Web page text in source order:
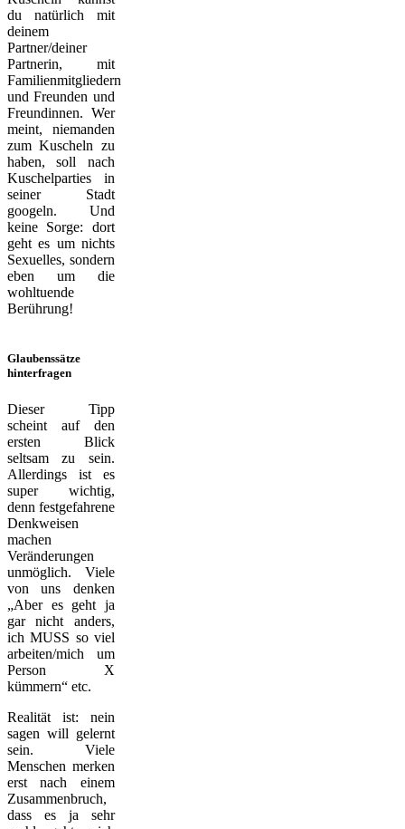
du natürlich mit
deinem
Partner/deiner
Partnerin, mit
Familienmitgliedern
und Freunden und
Freundinnen. Wer
meint, niemanden
zum Kuscheln zu
haben, soll nach
Kuschelparties in
seiner Stadt
googeln. Und
keine Sorge: dort
geht es um nichts
Sexuelles, sondern
eben um die
wohltuende
Berührung!
Glaubenssätze
hinterfragen
Dieser Tipp
scheint auf den
ersten Blick
seltsam zu sein.
Allerdings ist es
super wichtig,
denn festgefahrene
Denkweisen
machen
Veränderungen
unmöglich. Viele
von uns denken
„Aber es geht ja
gar nicht anders,
ich MUSS so viel
arbeiten/mich um
Person X
kümmern“ etc.
Realität ist: nein
sagen will gelernt
sein. Viele
Menschen merken
erst nach einem
Zusammenbruch,
dass es ja sehr